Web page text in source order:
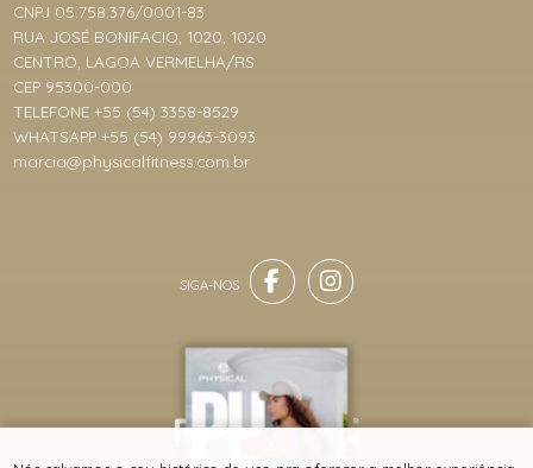
CNPJ 05.758.376/0001-83
RUA JOSÉ BONIFACIO, 1020, 1020
CENTRO, LAGOA VERMELHA/RS
CEP 95300-000
TELEFONE +55 (54) 3358-8529
WHATSAPP +55 (54) 99963-3093
marcia@physicalfitness.com.br
® TODOS DIREITOS RESERVADOS